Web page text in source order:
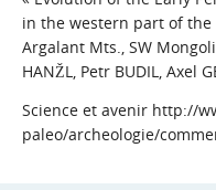
in the western part of the
Argalant Mts., SW
HANŽL, Petr BUDIL, Axel
Science et avenir http://
paleo/archeologie/